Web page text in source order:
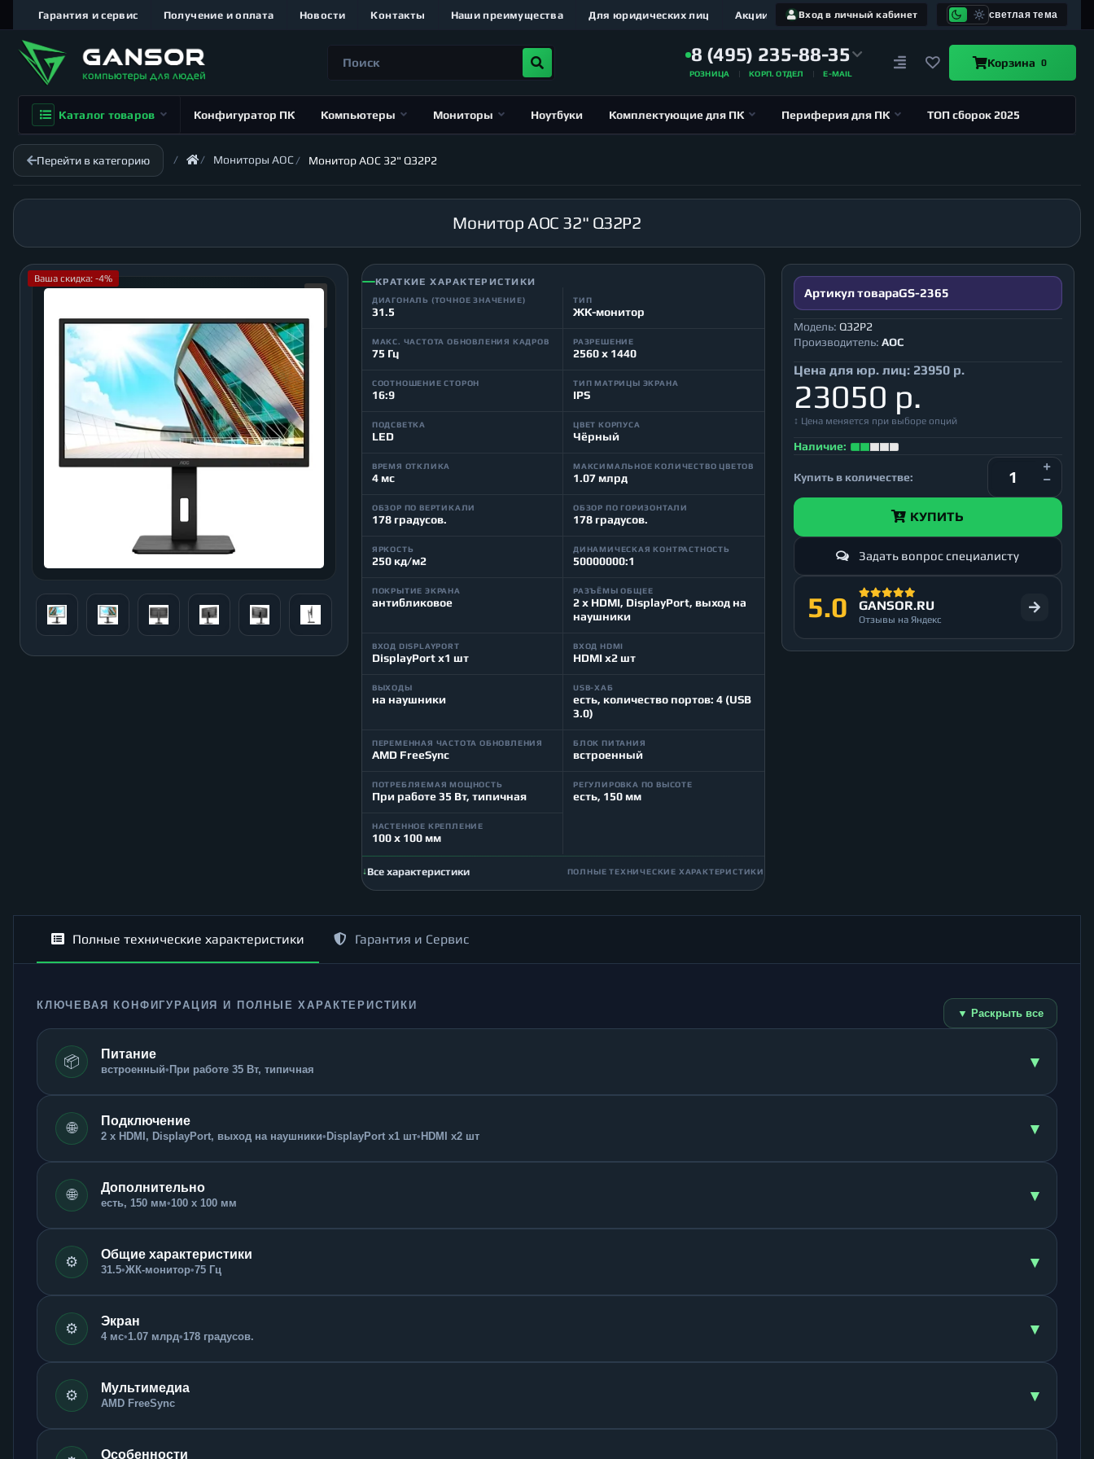
Вход в личный кабинет светлая тема
Гарантия и сервис Получение и оплата Новости Контакты Наши преимущества Для юридических лиц Акции
8 (495) 235-88-35
РОЗНИЦА КОРП. ОТДЕЛ E-MAIL
Корзина 0
Каталог товаров Конфигуратор ПК Компьютеры Мониторы Ноутбуки Комплектующие для ПК Периферия для ПК ТОП сборок 2025
Перейти в категорию Мониторы AOC Монитор AOC 32" Q32P2
Монитор AOC 32" Q32P2
Ваша скидка: -4% КРАТКИЕ ХАРАКТЕРИСТИКИ
ДИАГОНАЛЬ (ТОЧНОЕ ЗНАЧЕНИЕ)
31.5
ТИП
ЖК-монитор
МАКС. ЧАСТОТА ОБНОВЛЕНИЯ КАДРОВ
75 Гц
РАЗРЕШЕНИЕ
2560 x 1440
СООТНОШЕНИЕ СТОРОН
16:9
ТИП МАТРИЦЫ ЭКРАНА
IPS
ПОДСВЕТКА
LED
ЦВЕТ КОРПУСА
Чёрный
ВРЕМЯ ОТКЛИКА
4 мс
МАКСИМАЛЬНОЕ КОЛИЧЕСТВО ЦВЕТОВ
1.07 млрд
ОБЗОР ПО ВЕРТИКАЛИ
178 градусов.
ОБЗОР ПО ГОРИЗОНТАЛИ
178 градусов.
ЯРКОСТЬ
250 кд/м2
ДИНАМИЧЕСКАЯ КОНТРАСТНОСТЬ
50000000:1
ПОКРЫТИЕ ЭКРАНА
антибликовое
РАЗЪЁМЫ ОБЩЕЕ
2 x HDMI, DisplayPort, выход на
наушники
ВХОД DISPLAYPORT
DisplayPort x1 шт
ВХОД HDMI
HDMI x2 шт
ВЫХОДЫ
на наушники
USB-ХАБ
есть, количество портов: 4 (USB
3.0)
ПЕРЕМЕННАЯ ЧАСТОТА ОБНОВЛЕНИЯ
AMD FreeSync
БЛОК ПИТАНИЯ
встроенный
ПОТРЕБЛЯЕМАЯ МОЩНОСТЬ
При работе 35 Вт, типичная
РЕГУЛИРОВКА ПО ВЫСОТЕ
есть, 150 мм
НАСТЕННОЕ КРЕПЛЕНИЕ
100 x 100 мм
Все характеристики ПОЛНЫЕ ТЕХНИЧЕСКИЕ ХАРАКТЕРИСТИКИ
Артикул товараGS-2365
Модель: Q32P2
Производитель: AOC
Цена для юр. лиц: 23950 р.
23050 р.
↕ Цена меняется при выборе опций
Наличие:
Купить в количестве:
КУПИТЬ
Задать вопрос специалисту
5.0 GANSOR.RU
Отзывы на Яндекс
Полные технические характеристики Гарантия и Сервис
КЛЮЧЕВАЯ КОНФИГУРАЦИЯ И ПОЛНЫЕ ХАРАКТЕРИСТИКИ
▼ Раскрыть все
📦 Питание
встроенный• При работе 35 Вт, типичная ▾
🌐 Подключение
2 x HDMI, DisplayPort, выход на наушники• DisplayPort x1 шт• HDMI x2 шт ▾
🌐 Дополнительно
есть, 150 мм•100 x 100 мм ▾
⚙️ Общие характеристики
31.5•ЖК-монитор•75 Гц ▾
⚙️ Экран
4 мс•1.07 млрд•178 градусов. ▾
⚙️ Мультимедиа
AMD FreeSync ▾
Особенности